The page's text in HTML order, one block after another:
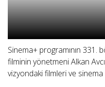
Sinema+ programının 331.
filminin yönetmeni Alkan
vizyondaki filmleri ve